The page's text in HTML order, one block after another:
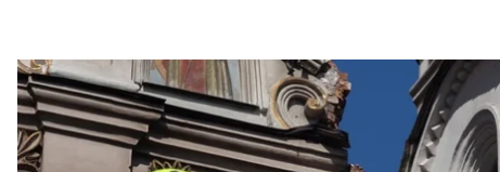
Наслідки російської атаки по Києво-
Facebook /
Правнук прем’єр-міністра російської імперії Петра
Печерської Лаври, звернувся до президента